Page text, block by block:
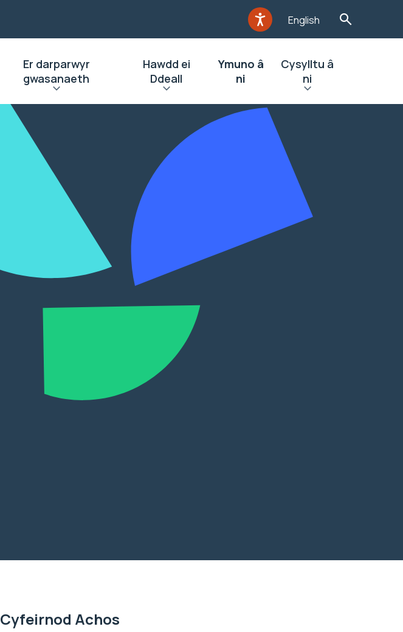
English
Er darparwyr
gwasanaeth
Hawdd ei
Ddeall
Ymuno â
ni
Cysylltu â
ni
Cyfeirnod Achos